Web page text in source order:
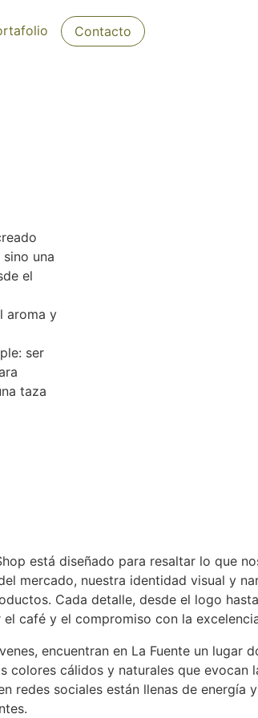
Contacto
una
el
aroma y
ser
taza
está diseñado para resaltar lo que
mercado, nuestra identidad visual y
Cada detalle, desde el logo
café y el compromiso con la
encuentran en La Fuente un lugar
colores cálidos y naturales que evocan
redes sociales están llenas de